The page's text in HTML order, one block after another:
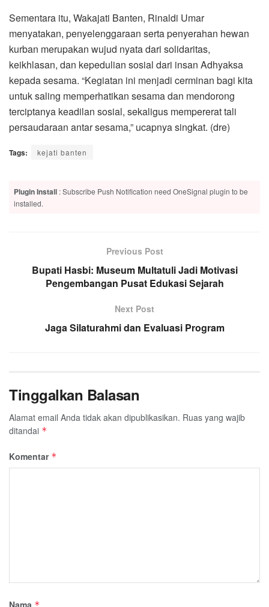
Sementara itu, Wakajati Banten, Rinaldi Umar
menyatakan, penyelenggaraan serta penyerahan hewan
kurban merupakan wujud nyata dari solidaritas,
keikhlasan, dan kepedulian sosial dari insan Adhyaksa
kepada sesama. “Kegiatan ini menjadi cerminan bagi kita
untuk saling memperhatikan sesama dan mendorong
terciptanya keadilan sosial, sekaligus mempererat tali
persaudaraan antar sesama,” ucapnya singkat. (dre)
Tags: kejati banten
Plugin Install : Subscribe Push Notification need OneSignal plugin to be
installed.
Previous Post
Bupati Hasbi: Museum Multatuli Jadi Motivasi
Pengembangan Pusat Edukasi Sejarah
Next Post
Jaga Silaturahmi dan Evaluasi Program
Tinggalkan Balasan
Alamat email Anda tidak akan dipublikasikan. Ruas yang wajib
ditandai *
Komentar *
Nama